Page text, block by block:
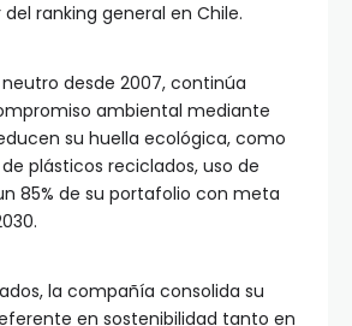
ranking general en Chile.
desde 2007, continúa
ambiental mediante
su huella ecológica, como
plásticos reciclados, uso de
85% de su portafolio con meta
la compañía consolida su
en sostenibilidad tanto en